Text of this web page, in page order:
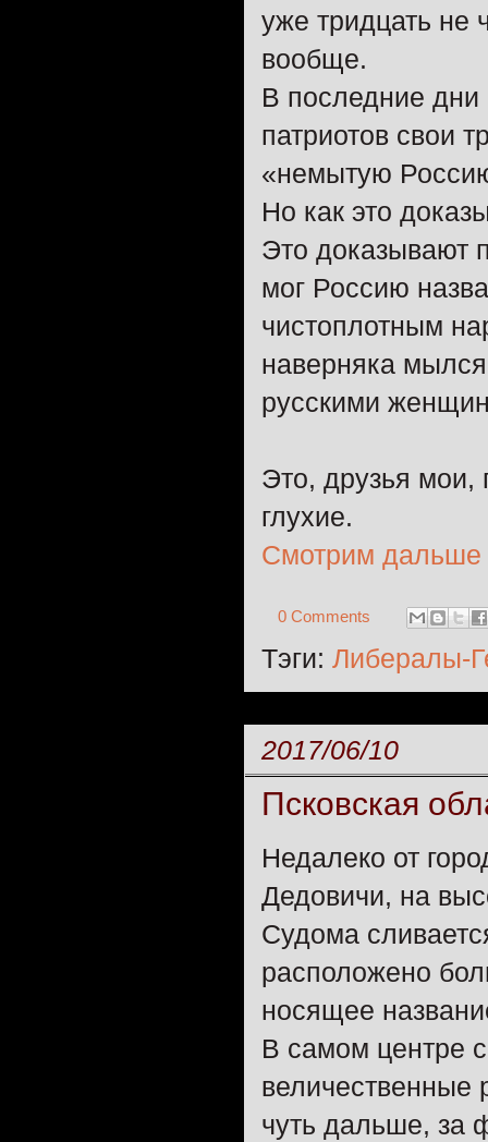
уже тридцать не
вообще.
В последние
патриотов свои
«немытую
Но как это
Это доказывают
мог Россию
чистоплотным
наверняка
русскими
Это, друзья мои,
глухие.
Смотрим
0 Comments
Тэги: Либералы-
2017/06/10
Псковская
Недалеко от
Дедовичи, на
Судома
расположено
носящее
В самом центре
величественные
чуть дальше, за